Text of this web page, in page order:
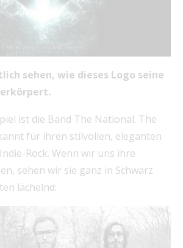
sehen, wie dieses Logo seine
ist die Band The National. The
für ihren stilvollen, eleganten
Rock. Wenn wir uns ihre
sehen wir sie ganz in Schwarz
lächelnd: